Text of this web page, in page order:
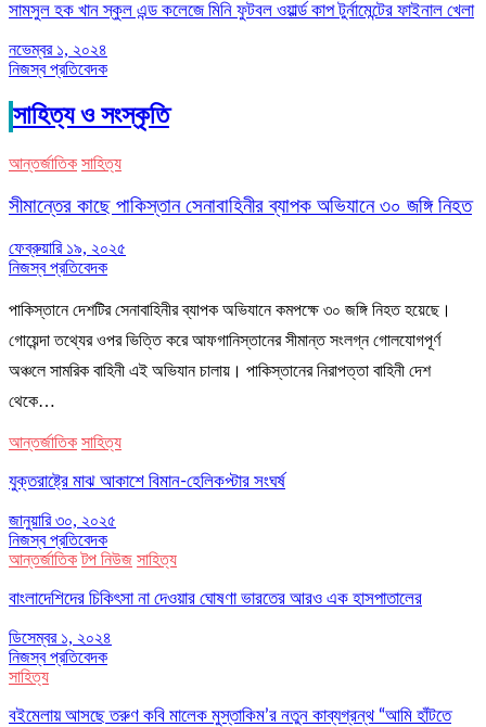
সামসুল হক খান স্কুল এন্ড কলেজে মিনি ফুটবল ওয়ার্ল্ড কাপ টুর্নামেন্টের ফাইনাল খেলা
নভেম্বর ১, ২০২৪
নিজস্ব প্রতিবেদক
সাহিত্য ও সংস্কৃতি
আন্তর্জাতিক সাহিত্য
সীমান্তের কাছে পাকিস্তান সেনাবাহিনীর ব্যাপক অভিযানে ৩০ জঙ্গি নিহত
ফেব্রুয়ারি ১৯, ২০২৫
নিজস্ব প্রতিবেদক
পাকিস্তানে দেশটির সেনাবাহিনীর ব্যাপক অভিযানে কমপক্ষে ৩০ জঙ্গি নিহত হয়েছে।
গোয়েন্দা তথ্যের ওপর ভিত্তি করে আফগানিস্তানের সীমান্ত সংলগ্ন গোলযোগপূর্ণ
অঞ্চলে সামরিক বাহিনী এই অভিযান চালায়। পাকিস্তানের নিরাপত্তা বাহিনী দেশ
থেকে…
আন্তর্জাতিক সাহিত্য
যুক্তরাষ্ট্রে মাঝ আকাশে বিমান-হেলিকপ্টার সংঘর্ষ
জানুয়ারি ৩০, ২০২৫
নিজস্ব প্রতিবেদক
আন্তর্জাতিক টপ নিউজ সাহিত্য
বাংলাদেশিদের চিকিৎসা না দেওয়ার ঘোষণা ভারতের আরও এক হাসপাতালের
ডিসেম্বর ১, ২০২৪
নিজস্ব প্রতিবেদক
সাহিত্য
বইমেলায় আসছে তরুণ কবি মালেক মুস্তাকিম’র নতুন কাব্যগ্রন্থ “আমি হাঁটতে